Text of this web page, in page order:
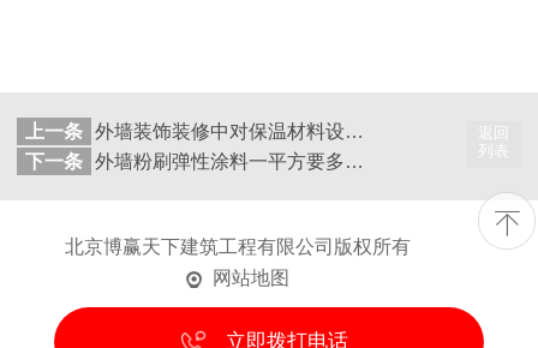
返回
列表
上一条
外墙装饰装修中对保温材料设计厚度要求及保温施工方案
下一条
外墙粉刷弹性涂料一平方要多少钱 外墙粉刷施工方案
北京博赢天下建筑工程有限公司 版权所有
网站地图
立即拨打电话